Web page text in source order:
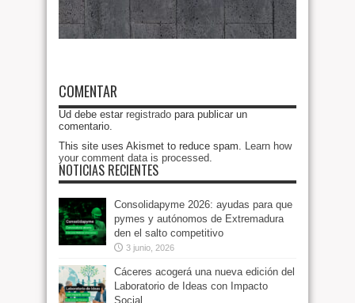
COMENTAR
Ud debe estar registrado para publicar un
comentario.
This site uses Akismet to reduce spam. Learn how
your comment data is processed.
NOTICIAS RECIENTES
Consolidapyme 2026: ayudas para que
pymes y autónomos de Extremadura
den el salto competitivo
3 junio, 2026
Cáceres acogerá una nueva edición del
Laboratorio de Ideas con Impacto
Social